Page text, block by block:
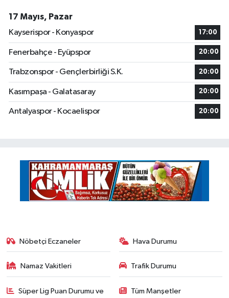
17 Mayıs, Pazar
Kayserispor - Konyaspor
17:00
Fenerbahçe - Eyüpspor 20:00
Trabzonspor - Gençlerbirliği S.K. 20:00
Kasımpaşa - Galatasaray 20:00
Antalyaspor - Kocaelispor 20:00
Nöbetçi Eczaneler Hava Durumu
Namaz Vakitleri Trafik Durumu
Süper Lig Puan Durumu ve Tüm Manşetler